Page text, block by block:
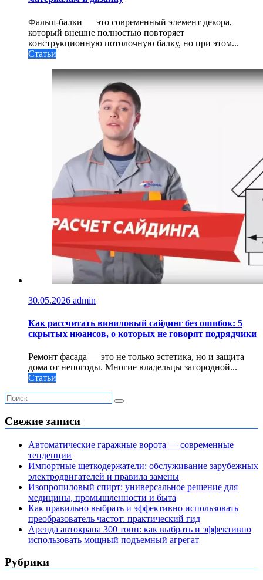
Фальш-балки — это современный элемент декора,
который внешне полностью повторяет
конструкционную потолочную балку, но при этом...
Статьи
30.05.2026 admin
Как рассчитать виниловый сайдинг без ошибок: 5
скрытых нюансов, о которых не говорят подрядчики
Ремонт фасада — это не только эстетика, но и защита
дома от непогоды. Многие владельцы загородной...
Статьи
Свежие записи
Автоматические гаражные ворота — современные
тенденции
Импортные щеткодержатели: обслуживание зарубежных
электродвигателей и правила замены
Изопропиловый спирт: универсальное решение для
медицины, промышленности и быта
Как правильно выбрать и эффективно использовать
преобразователь частот: практический гид
Аренда автокрана 300 тонн: как выбрать и эффективно
использовать мощный подъемный агрегат
Рубрики